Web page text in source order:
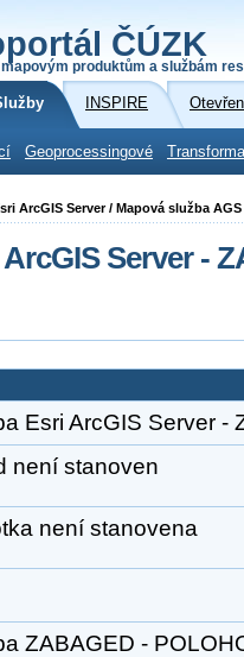
ČÚZK
produktům a službám
INSPIRE
Geoprocessingové
ArcGIS Server / Mapová služba
Server -
Esri ArcGIS Server -
není stanoven
není stanovena
ZABAGED -